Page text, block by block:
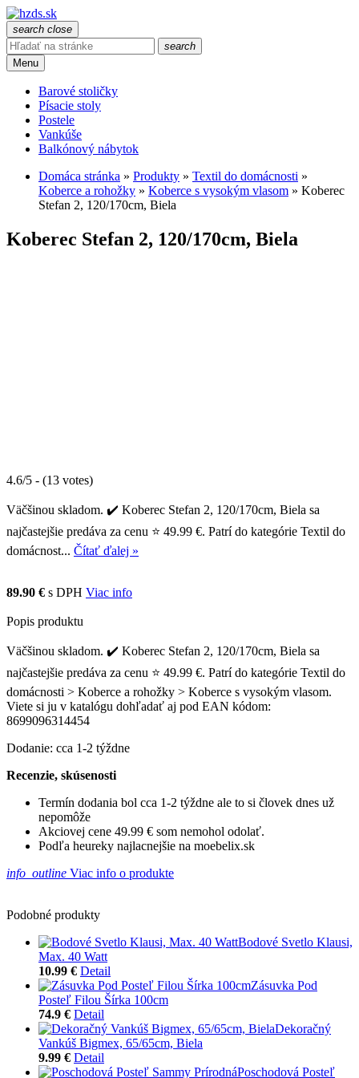
search close
search
Menu
Barové stoličky
Písacie stoly
Postele
Vankúše
Balkónový nábytok
Domáca stránka » Produkty » Textil do domácnosti »
Koberce a rohožky » Koberce s vysokým vlasom » Koberec
Stefan 2, 120/170cm, Biela
Koberec Stefan 2, 120/170cm, Biela
4.6/5 - (13 votes)
Väčšinou skladom. ✔️ Koberec Stefan 2, 120/170cm, Biela sa
najčastejšie predáva za cenu ⭐ 49.99 €. Patrí do kategórie Textil do
domácnost... Čítať ďalej »
89.90 € s DPH Viac info
Popis produktu
Väčšinou skladom. ✔️ Koberec Stefan 2, 120/170cm, Biela sa
najčastejšie predáva za cenu ⭐ 49.99 €. Patrí do kategórie Textil do
domácnosti > Koberce a rohožky > Koberce s vysokým vlasom.
Viete si ju v katalógu dohľadať aj pod EAN kódom:
8699096314454
Dodanie: cca 1-2 týždne
Recenzie, skúsenosti
Termín dodania bol cca 1-2 týždne ale to si človek dnes už
nepomôže
Akciovej cene 49.99 € som nemohol odolať.
Podľa heureky najlacnejšie na moebelix.sk
info_outline Viac info o produkte
Podobné produkty
Bodové Svetlo Klausi,
Max. 40 Watt
10.99 € Detail
Zásuvka Pod
Posteľ Filou Šírka 100cm
74.9 € Detail
Dekoračný
Vankúš Bigmex, 65/65cm, Biela
9.99 € Detail
Poschodová Posteľ